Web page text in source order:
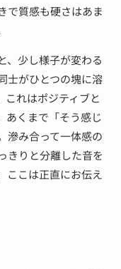
で質感も硬さはあま
、少し様子が変わる
士がひとつの塊に溶
これはポジティブと
あくまで「そう感じ
滲み合って一体感の
きりと分離した音を
ここは正直にお伝え